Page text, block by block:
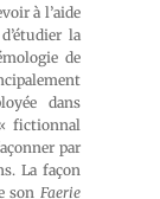
à l’aide
la
de
dans
fictionnal
par
La façon
son Faerie